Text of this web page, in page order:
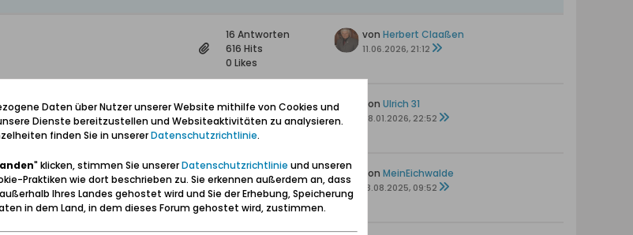
16 Antworten
616 Hits
0 Likes
von Herbert Claaßen
11.06.2026, 21:12
5 Antworten
491 Hits
0 Likes
von Ulrich 31
28.01.2026, 22:52
0 Antworten
3.330 Hits
0 Likes
von MeinEichwalde
18.08.2025, 09:52
Daten über Nutzer unserer Website mithilfe von Cookies und
Dienste bereitzustellen und Websiteaktivitäten zu analysieren.
finden Sie in unsererDatenschutzrichtlinie.
" klicken, stimmen Sie unsererDatenschutzrichtlinie und unseren
Praktiken wie dort beschrieben zu. Sie erkennen außerdem an, dass
Ihres Landes gehostet wird und Sie der Erhebung, Speicherung
in dem Land, in dem dieses Forum gehostet wird, zustimmen.